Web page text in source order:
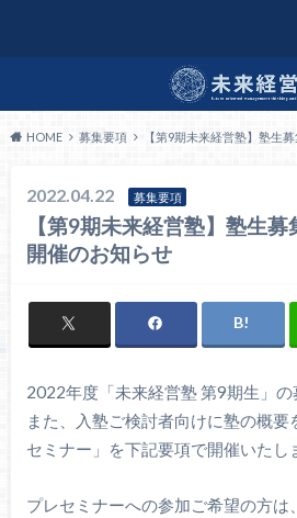
HOME 募集要項 【第9期未来経営塾】塾生
2022.04.22 募集要項
【第9期未来経営塾】塾生
開催のお知らせ
2022年度「未来経営塾 第9期生」の
また、入塾ご検討者向けに塾の概要
セミナー」を下記要項で開催いたし
プレセミナーへの参加ご希望の方は、